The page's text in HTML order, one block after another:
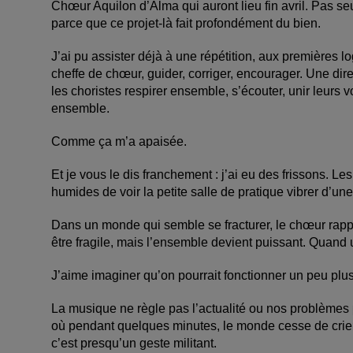
Chœur Aquilon d’Alma qui auront lieu fin avril. Pas
parce que ce projet-là fait profondément du bien.
J’ai pu assister déjà à une répétition, aux premières
cheffe de chœur, guider, corriger, encourager. Une
les choristes respirer ensemble, s’écouter, unir leurs
ensemble.
Comme ça m’a apaisée.
Et je vous le dis franchement : j’ai eu des frissons.
humides de voir la petite salle de pratique vibrer d’une
Dans un monde qui semble se fracturer, le chœur
être fragile, mais l’ensemble devient puissant.
J’aime imaginer qu’on pourrait fonctionner un peu
La musique ne règle pas l’actualité ou nos
où pendant quelques minutes, le monde cesse de
c’est presqu’un geste militant.